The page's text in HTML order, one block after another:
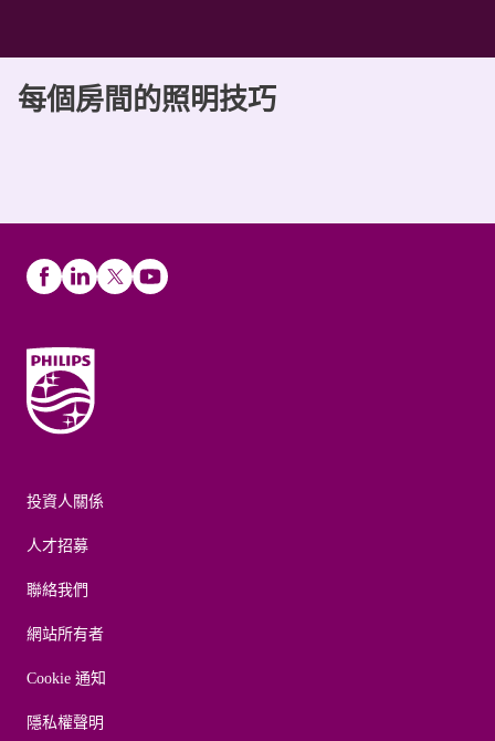
每個房間的照明技巧
投資人關係
人才招募
聯絡我們
網站所有者
Cookie 通知
隱私權聲明